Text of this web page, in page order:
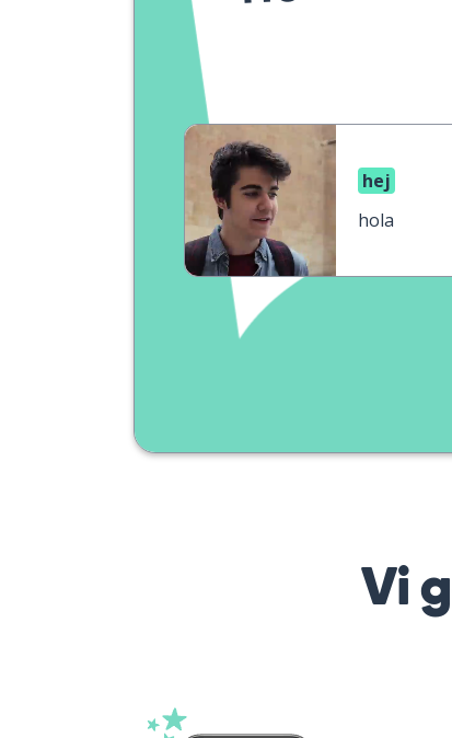
hej
hola
Vi